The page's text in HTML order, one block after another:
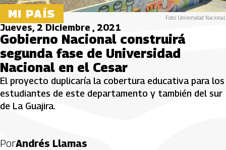
MI PAÍS Foto: Universidad Nacional.
Jueves, 2 Diciembre , 2021
Gobierno Nacional construirá
segunda fase de Universidad
Nacional en el Cesar
El proyecto duplicaría la cobertura educativa para los
estudiantes de este departamento y también del sur
de La Guajira.
PorAndrés Llamas